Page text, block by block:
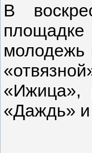
В
молодежь
«Ижица»,
«Даждь»